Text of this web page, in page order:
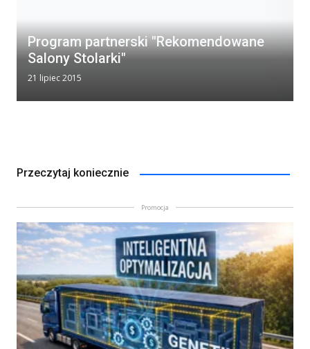
Program partnerski "Rekomendowane
Salony Stolarki"
21 lipiec 2015
Przeczytaj koniecznie
Promocja